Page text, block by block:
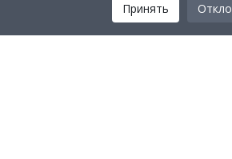
Принять